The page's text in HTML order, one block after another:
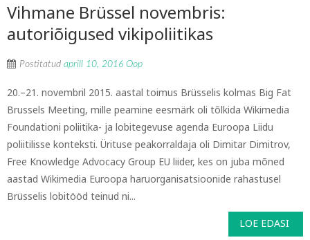
Vihmane Brüssel novembris:
autoriõigused vikipoliitikas
Postitatud aprill 10, 2016 Oop
20.–21. novembril 2015. aastal toimus Brüsselis kolmas Big Fat
Brussels Meeting, mille peamine eesmärk oli tõlkida Wikimedia
Foundationi poliitika- ja lobitegevuse agenda Euroopa Liidu
poliitilisse konteksti. Ürituse peakorraldaja oli Dimitar Dimitrov,
Free Knowledge Advocacy Group EU liider, kes on juba mõned
aastad Wikimedia Euroopa haruorganisatsioonide rahastusel
Brüsselis lobitööd teinud ni...
LOE EDASI